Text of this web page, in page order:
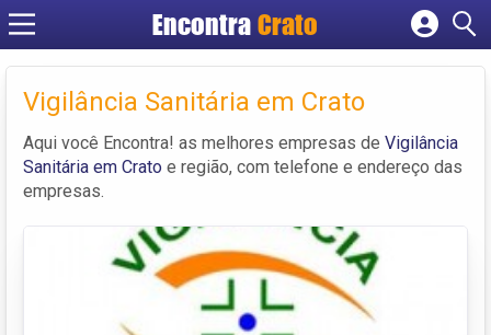
Encontra Crato
Cadastrar empresa
Criar conta
Vigilância Sanitária em Crato
Aqui você Encontra! as melhores empresas de Vigilância
Sanitária em Crato e região, com telefone e endereço das
empresas.